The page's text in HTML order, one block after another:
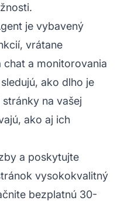
je vybavený
vrátane
a monitorovania
ako dlho je
na vašej
ako aj ich
a poskytujte
vysokokvalitný
bezplatnú 30-